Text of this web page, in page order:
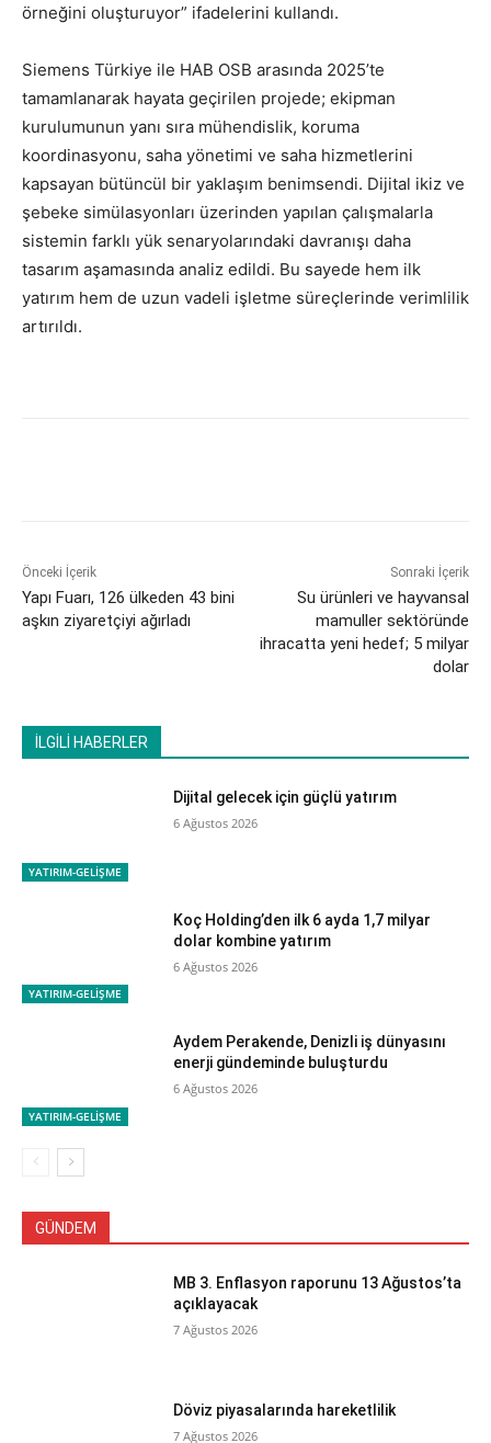
örneğini oluşturuyor” ifadelerini kullandı.
Siemens Türkiye ile HAB OSB arasında 2025’te
tamamlanarak hayata geçirilen projede; ekipman
kurulumunun yanı sıra mühendislik, koruma
koordinasyonu, saha yönetimi ve saha hizmetlerini
kapsayan bütüncül bir yaklaşım benimsendi. Dijital ikiz ve
şebeke simülasyonları üzerinden yapılan çalışmalarla
sistemin farklı yük senaryolarındaki davranışı daha
tasarım aşamasında analiz edildi. Bu sayede hem ilk
yatırım hem de uzun vadeli işletme süreçlerinde verimlilik
artırıldı.
Önceki İçerik
​Yapı Fuarı, 126 ülkeden 43 bini
aşkın ziyaretçiyi ağırladı
Sonraki İçerik
Su ürünleri ve hayvansal
mamuller sektöründe
ihracatta yeni hedef; 5 milyar
dolar
İLGİLİ HABERLER
YATIRIM-GELİŞME
Dijital gelecek için güçlü yatırım
6 Ağustos 2026
YATIRIM-GELİŞME
Koç Holding’den ilk 6 ayda 1,7 milyar
dolar kombine yatırım
6 Ağustos 2026
YATIRIM-GELİŞME
Aydem Perakende, Denizli iş dünyasını
enerji gündeminde buluşturdu
6 Ağustos 2026
GÜNDEM
MB 3. Enflasyon raporunu 13 Ağustos’ta
açıklayacak
7 Ağustos 2026
Döviz piyasalarında hareketlilik
7 Ağustos 2026